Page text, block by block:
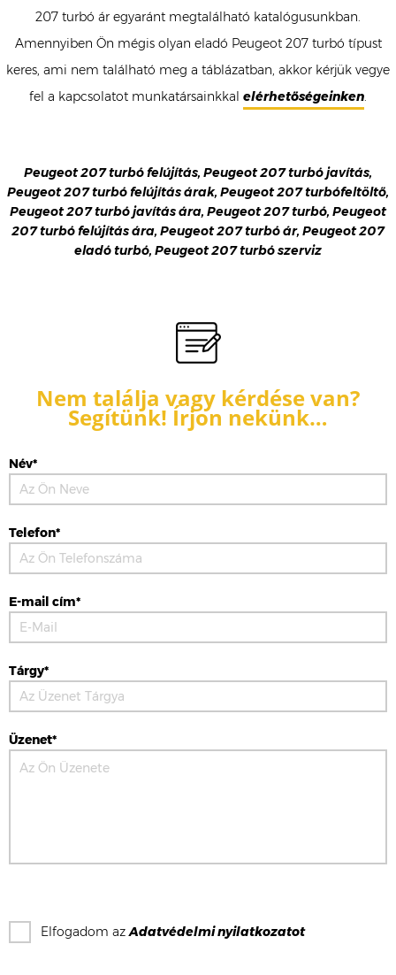
207 turbó ár egyaránt megtalálható katalógusunkban.
Amennyiben Ön mégis olyan eladó Peugeot 207 turbó típust
keres, ami nem található meg a táblázatban, akkor kérjük vegye
fel a kapcsolatot munkatársainkkal elérhetőségeinken.
Peugeot 207 turbó felújítás, Peugeot 207 turbó javítás,
Peugeot 207 turbó felújítás árak, Peugeot 207 turbófeltöltő,
Peugeot 207 turbó javítás ára, Peugeot 207 turbó, Peugeot
207 turbó felújítás ára, Peugeot 207 turbó ár, Peugeot 207
eladó turbó, Peugeot 207 turbó szerviz
Nem találja vagy kérdése van?
Segítünk! Írjon nekünk…
Név*
Telefon*
E-mail cím*
Tárgy*
Üzenet*
Elfogadom azAdatvédelmi nyilatkozatot